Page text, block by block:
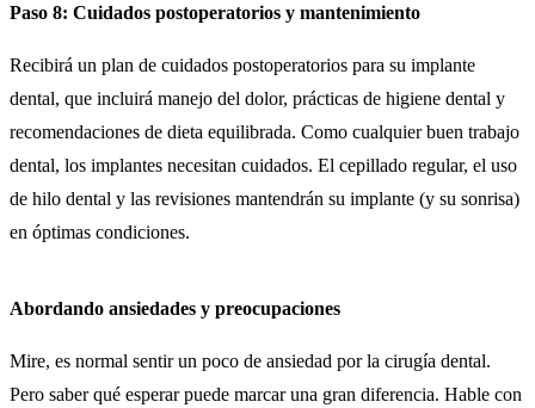
Paso 8: Cuidados postoperatorios y mantenimiento
Recibirá un plan de cuidados postoperatorios para su implante
dental, que incluirá manejo del dolor, prácticas de higiene dental y
recomendaciones de dieta equilibrada. Como cualquier buen trabajo
dental, los implantes necesitan cuidados. El cepillado regular, el uso
de hilo dental y las revisiones mantendrán su implante (y su sonrisa)
en óptimas condiciones.
Abordando ansiedades y preocupaciones
Mire, es normal sentir un poco de ansiedad por la cirugía dental.
Pero saber qué esperar puede marcar una gran diferencia. Hable con